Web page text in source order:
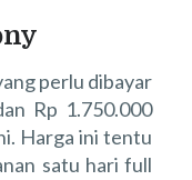
perlu dibayar
Rp 1.750.000
Harga ini tentu
satu hari full